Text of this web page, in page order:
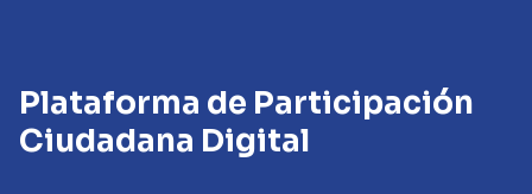
Plataforma de Participación
Ciudadana Digital